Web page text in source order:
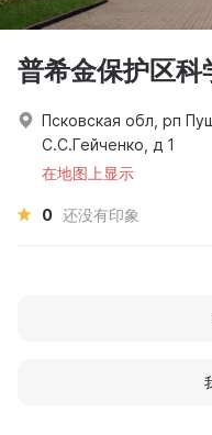
普希金保护区科
Псковская обл, рп
С.С.Гейченко, д 1
在地图上显示
0 还没有印象